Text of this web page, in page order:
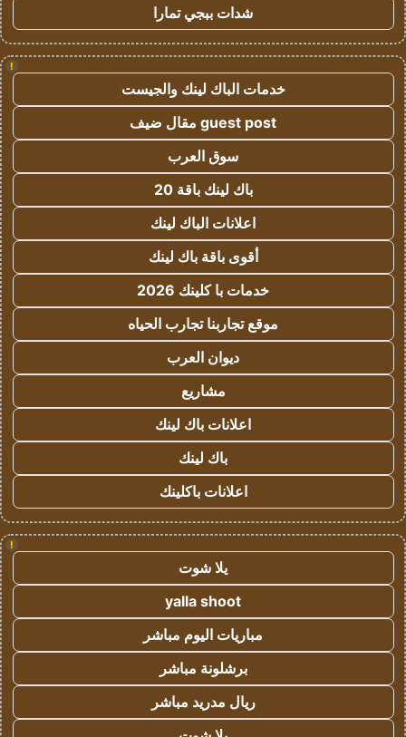
شدات ببجي تمارا
!
خدمات الباك لينك والجيست
guest post مقال ضيف
سوق العرب
باك لينك باقة 20
اعلانات الباك لينك
أقوى باقة باك لينك
خدمات با كلينك 2026
موقع تجاربنا تجارب الحياه
ديوان العرب
مشاريع
اعلانات باك لينك
باك لينك
اعلانات باكلينك
!
يلا شوت
yalla shoot
مباريات اليوم مباشر
برشلونة مباشر
ريال مدريد مباشر